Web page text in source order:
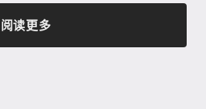
阅读更多